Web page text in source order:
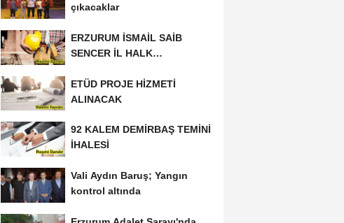
çıkacaklar
ERZURUM İSMAİL SAİB
SENCER İL HALK
ONARIM...
ETÜD PROJE HİZMETİ
ALINACAK
92 KALEM DEMİRBAŞ TEMİNİ
İHALESİ
Vali Aydın Baruş; Yangın
kontrol altında